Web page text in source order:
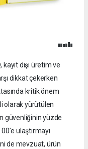
, kayıt dışı üretim ve
dikkat çekerken
kritik önem
olarak yürütülen
güvenliğinin yüzde
ulaştırmayı
de mevzuat, ürün